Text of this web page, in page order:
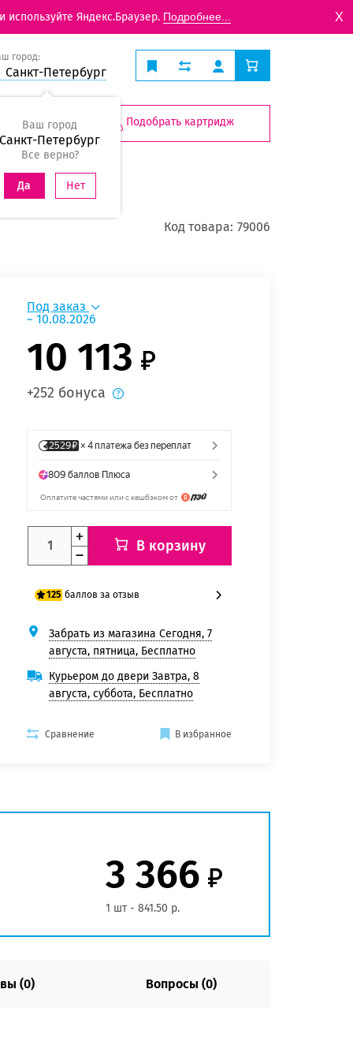
Яндекс.Браузер. Подробнее... X
город:
Санкт-Петербург
Ваш город
Санкт-Петербург
Все верно?
Да Нет
Подобрать картридж
Код товара: 79006
Под заказ
~ 10.08.2026
10 113
+252 бонуса
В корзину
125 баллов за отзыв
100 баллов
125 баллов
Забрать из магазина Сегодня, 7
августа, пятница, Бесплатно
Курьером до двери Завтра, 8
августа, суббота, Бесплатно
Сравнение В избранное
3 366
1 шт - 841.50 р.
(0) Вопросы (0)